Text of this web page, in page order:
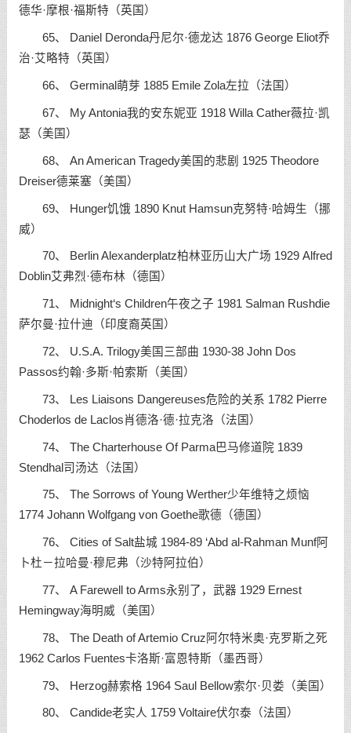
德华·摩根·福斯特（英国）
65、 Daniel Deronda丹尼尔·德龙达 1876 George Eliot乔
治·艾略特（英国）
66、 Germinal萌芽 1885 Emile Zola左拉（法国）
67、 My Antonia我的安东妮亚 1918 Willa Cather薇拉·凯
瑟（美国）
68、 An American Tragedy美国的悲剧 1925 Theodore
Dreiser德莱塞（美国）
69、 Hunger饥饿 1890 Knut Hamsun克努特·哈姆生（挪
威）
70、 Berlin Alexanderplatz柏林亚历山大广场 1929 Alfred
Doblin艾弗烈·德布林（德国）
71、 Midnight‘s Children午夜之子 1981 Salman Rushdie
萨尔曼·拉什迪（印度裔英国）
72、 U.S.A. Trilogy美国三部曲 1930-38 John Dos
Passos约翰·多斯·帕索斯（美国）
73、 Les Liaisons Dangereuses危险的关系 1782 Pierre
Choderlos de Laclos肖德洛·德·拉克洛（法国）
74、 The Charterhouse Of Parma巴马修道院 1839
Stendhal司汤达（法国）
75、 The Sorrows of Young Werther少年维特之烦恼
1774 Johann Wolfgang von Goethe歌德（德国）
76、 Cities of Salt盐城 1984-89 ‘Abd al-Rahman Munf阿
卜杜－拉哈曼·穆尼弗（沙特阿拉伯）
77、 A Farewell to Arms永别了，武器 1929 Ernest
Hemingway海明威（美国）
78、 The Death of Artemio Cruz阿尔特米奥·克罗斯之死
1962 Carlos Fuentes卡洛斯·富恩特斯（墨西哥）
79、 Herzog赫索格 1964 Saul Bellow索尔·贝娄（美国）
80、 Candide老实人 1759 Voltaire伏尔泰（法国）